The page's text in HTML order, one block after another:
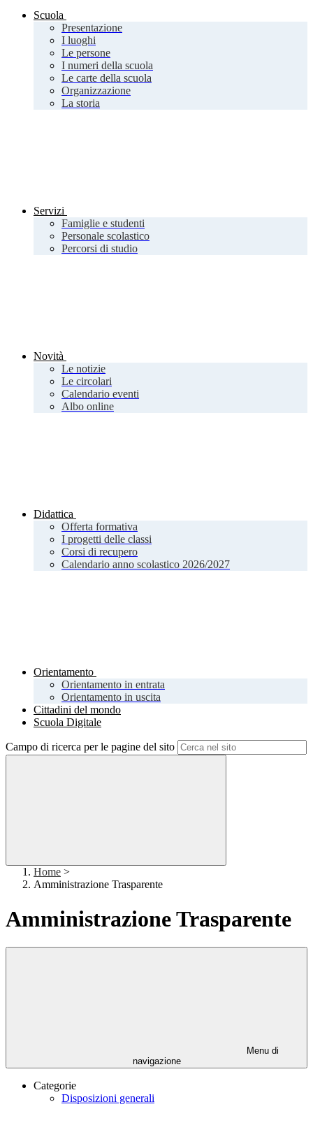
Scuola
Presentazione
I luoghi
Le persone
I numeri della scuola
Le carte della scuola
Organizzazione
La storia
Servizi
Famiglie e studenti
Personale scolastico
Percorsi di studio
Novità
Le notizie
Le circolari
Calendario eventi
Albo online
Didattica
Offerta formativa
I progetti delle classi
Corsi di recupero
Calendario anno scolastico 2026/2027
Orientamento
Orientamento in entrata
Orientamento in uscita
Cittadini del mondo
Scuola Digitale
Campo di ricerca per le pagine del sito
Home >
Amministrazione Trasparente
Amministrazione Trasparente
Menu di
navigazione
Categorie
Disposizioni generali